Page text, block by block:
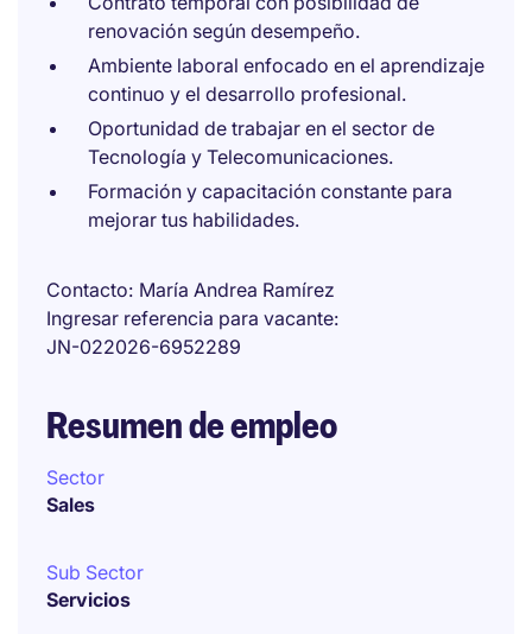
renovación según desempeño.
Ambiente laboral enfocado en el aprendizaje
continuo y el desarrollo profesional.
Oportunidad de trabajar en el sector de
Tecnología y Telecomunicaciones.
Formación y capacitación constante para
mejorar tus habilidades.
Contacto María Andrea Ramírez
Ingresar referencia para vacante
JN-022026-6952289
Resumen de empleo
Sector
Sales
Sub Sector
Servicios